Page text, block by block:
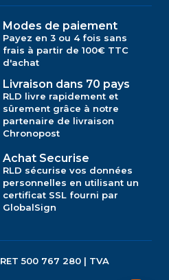
Modes de paiement
Payez en 3 ou 4 fois sans
frais à partir de 100€ TTC
d'achat
Livraison dans 70 pays
RLD livre rapidement et
sûrement grâce à notre
partenaire de livraison
Chronopost
Achat Securise
RLD sécurise vos données
personnelles en utilisant un
certificat SSL fourni par
GlobalSign
500 767 280 | TVA